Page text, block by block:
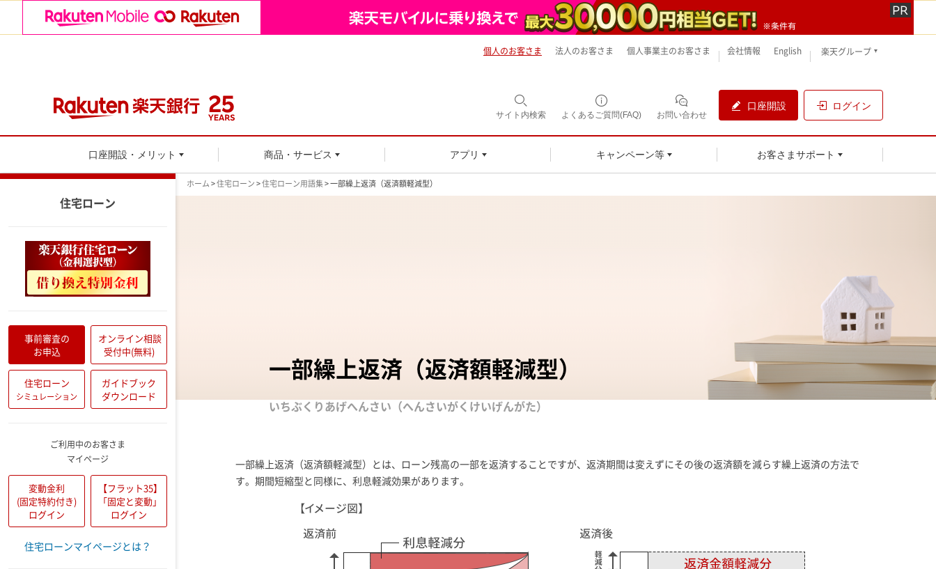
個人のお客さま 法人のお客さま 個人事業主のお客さま 会社情報 English 楽天グループ
サイト内検索 よくあるご質問(FAQ) お問い合わせ
口座開設 ログイン
口座開設・メリット 商品・サービス アプリ キャンペーン等 お客さまサポート
住宅ローン
事前審査の
お申込
オンライン相談
受付中(無料)
住宅ローン
シミュレーション
ガイドブック
ダウンロード
ご利用中のお客さま
マイページ
変動金利
(固定特約付き)
ログイン
【フラット35】
「固定と変動」
ログイン
住宅ローンマイページとは？
ホーム>住宅ローン>住宅ローン用語集> 一部繰上返済（返済額軽減型）
一部繰上返済（返済額軽減型）
いちぶくりあげへんさい（へんさいがくけいげんがた）
一部繰上返済（返済額軽減型）とは、ローン残高の一部を返済することですが、返済期間は変えずにその後の返済額を減らす繰上返済の方法で
す。期間短縮型と同様に、利息軽減効果があります。